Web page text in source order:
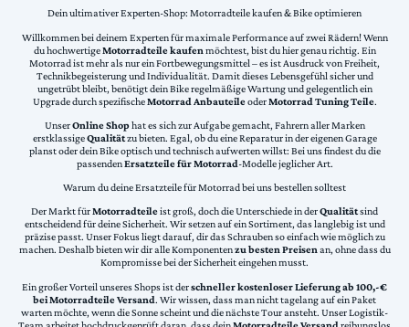
Dein ultimativer Experten-Shop: Motorradteile kaufen & Bike optimieren
Willkommen bei deinem Experten für maximale Performance auf zwei Rädern! Wenn
du hochwertigeMotorradteile kaufen möchtest, bist du hier genau richtig. Ein
Motorrad ist mehr als nur ein Fortbewegungsmittel – es ist Ausdruck von Freiheit,
Technikbegeisterung und Individualität. Damit dieses Lebensgefühl sicher und
ungetrübt bleibt, benötigt dein Bike regelmäßige Wartung und gelegentlich ein
Upgrade durch spezifischeMotorrad AnbauteileoderMotorrad Tuning Teile.
UnserOnline Shophat es sich zur Aufgabe gemacht, Fahrern aller Marken
erstklassigeQualitätzu bieten. Egal, ob du eine Reparatur in der eigenen Garage
planst oder dein Bike optisch und technisch aufwerten willst: Bei uns findest du die
passendenErsatzteile für Motorrad-Modelle jeglicher Art.
Warum du deine Ersatzteile für Motorrad bei uns bestellen solltest
Der Markt fürMotorradteileist groß, doch die Unterschiede in derQualitätsind
entscheidend für deine Sicherheit. Wir setzen auf ein Sortiment, das langlebig ist und
präzise passt. Unser Fokus liegt darauf, dir das Schrauben so einfach wie möglich zu
machen. Deshalb bieten wir dir alle Komponentenzu besten Preisenan, ohne dass du
Kompromisse bei der Sicherheit eingehen musst.
Ein großer Vorteil unseres Shops ist derschneller kostenloser Lieferung ab 100,-€
bei Motorradteile Versand. Wir wissen, dass man nicht tagelang auf ein Paket
warten möchte, wenn die Sonne scheint und die nächste Tour ansteht. Unser Logistik-